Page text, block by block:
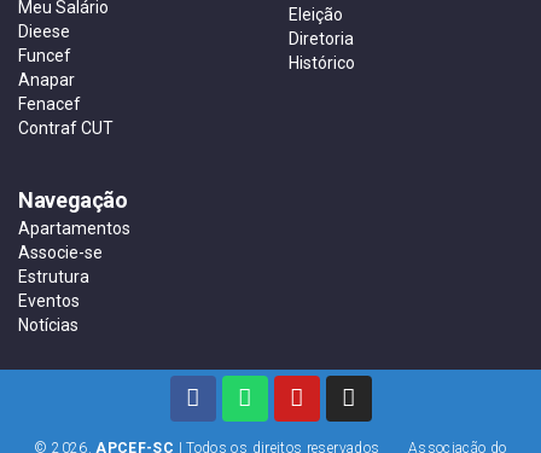
Meu Salário
Dieese
Funcef
Anapar
Fenacef
Contraf CUT
Eleição
Diretoria
Histórico
Navegação
Apartamentos
Associe-se
Estrutura
Eventos
Notícias
© 2026.APCEF-SC | Todos os direitos reservados Associação do